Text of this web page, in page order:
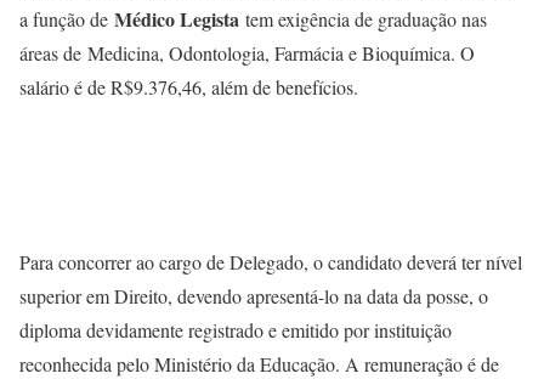
a função de Médico Legista tem exigência de graduação nas
áreas de Medicina, Odontologia, Farmácia e Bioquímica. O
salário é de R$9.376,46, além de benefícios.
Para concorrer ao cargo de Delegado, o candidato deverá ter nível
superior em Direito, devendo apresentá-lo na data da posse, o
diploma devidamente registrado e emitido por instituição
reconhecida pelo Ministério da Educação. A remuneração é de